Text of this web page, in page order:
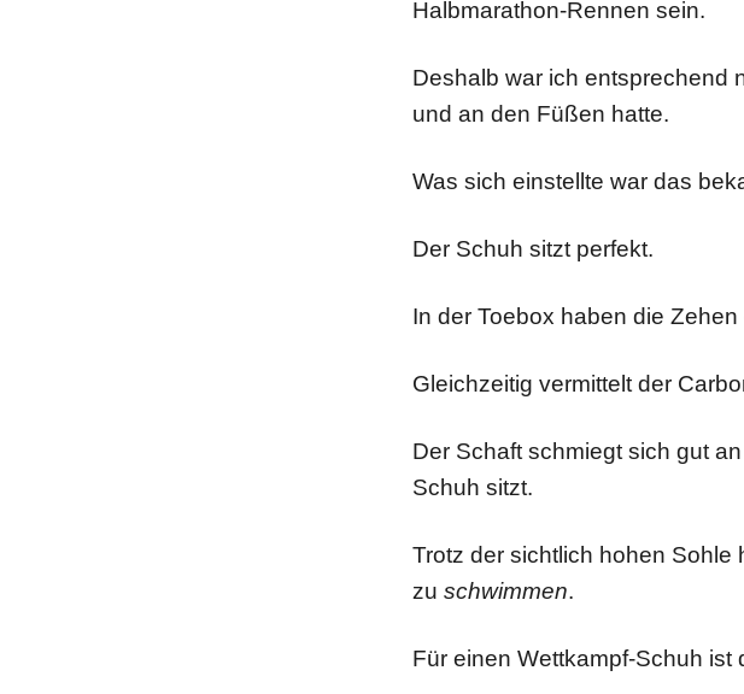
Halbmarathon-Rennen sein.
Deshalb war ich entsprechend
und an den Füßen hatte.
Was sich einstellte war das
Der Schuh sitzt perfekt.
In der Toebox haben die
Gleichzeitig vermittelt der
Der Schaft schmiegt sich gut
Schuh sitzt.
Trotz der sichtlich hohen Sohle
zu schwimmen.
Für einen Wettkampf-Schuh ist